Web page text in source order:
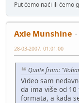
Put ćemo naći ili ćemo
Axle Munshine
28-03-2007, 01:01:00
Quote from:
Video sam
da ima više od
formata, a kada